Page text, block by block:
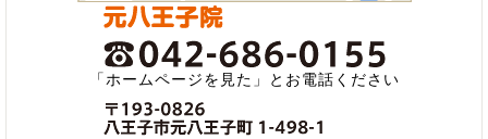
「ホームページを見た」とお電話ください